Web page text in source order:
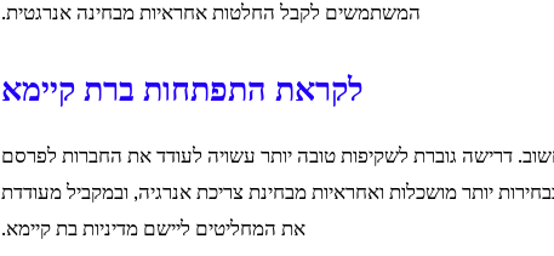
המשתמשים לקבל החלטות אחראיות מבחינה אנרגטית.
לקראת התפתחות ברת קיימא
דרישה גוברת לשקיפות טובה יותר עשויה לעודד את החברות לפרסם
יותר מושכלות ואחראיות מבחינת צריכת אנרגיה, ובמקביל מעודדת
את המחליטים ליישם מדיניות בת קיימא.